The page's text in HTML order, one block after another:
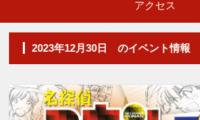
アクセス
2023年12月30日 のイベント情報